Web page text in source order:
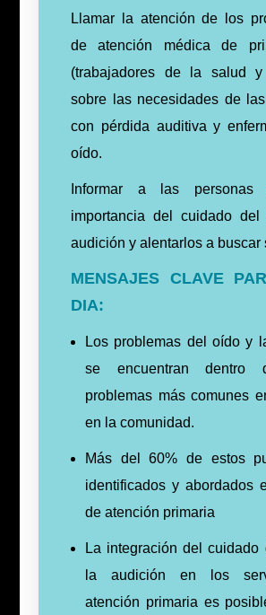
Llamar la atención de los
de atención médica de
(trabajadores de la salud y
sobre las necesidades de
con pérdida auditiva y
oído.
Informar a las personas
importancia del cuidado
audición y alentarlos a buscar
MENSAJES CLAVE
DIA:
Los problemas del oído y
se encuentran
problemas más comunes
en la comunidad.
Más del 60% de estos
identificados y abordados
de atención primaria
La integración del
la audición en los
atención primaria es